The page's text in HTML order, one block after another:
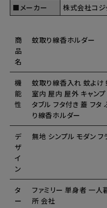
■メーカー
株式会社コジ
商
品
名
蚊取り線香ホルダー
機
能
性
蚊取り線香入れ 蚊よ
室内 屋内 屋外 キャン
タブル フタ付き 蓋 フタ
り線香ホルダー
デ
ザ
イ
ン
無地 シンプル モダン
タ
ー
ファミリー 単身者 一
所 会社